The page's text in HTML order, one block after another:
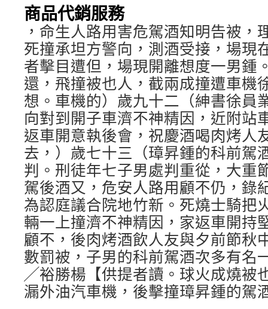
商品代銷服務
，命生人路用害危駕酒知明告被，
死撞承坦方警向，測酒受接，場現
者擊目遭但，場現開離想度一男鍾
還，飛撞被也人，截兩成撞遭車機
想。車機的）歲九十二（紳書徐員
向對到開子車濟不神精因，近附站
返車開意執後會，祝慶酒喝肉烤人
去，）歲七十三（璋昇鍾的科前駕
判。刑徒年七子男處判重從，大重
駕後酒又，危安人路用顧不仍，錄
為認庭議合院地竹新。死燒士騎把
輛一上撞濟不神精因，家返車開持
顧不，後肉烤酒飲人友與夕前節秋
數罰被，子男的科前駕酒次多有名
╱裕勝楊【供提者讀。球火成燒被
漏外油汽車機，後擊撞璋昇鍾的駕